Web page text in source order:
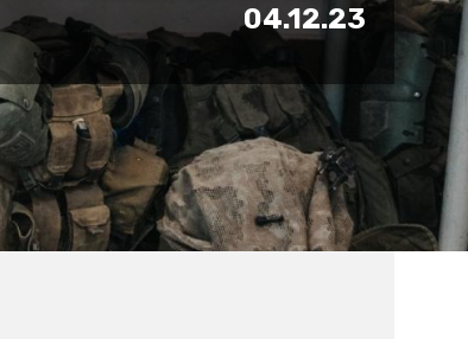
04.12.23